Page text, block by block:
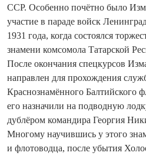
ССР. Особенно почётно было
участие в параде ­войск
1931 года, когда состоялся
знамени комсомола Татарской
После окончания спецкурсов
направлен для прохождения
Краснознамённого Балтийского
его назначили на подводную
дублёром командира Георгия
Многому научившись у этого
и флотоводца, после убытия